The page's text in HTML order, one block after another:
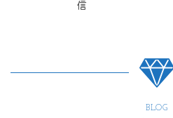
信
BLOG